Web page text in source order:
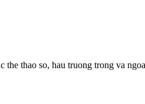
the thao so, hau truong trong va